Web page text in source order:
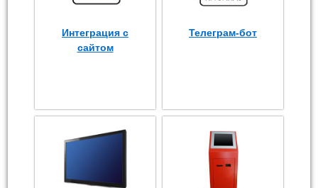
Интеграция с
сайтом
Телеграм-бот